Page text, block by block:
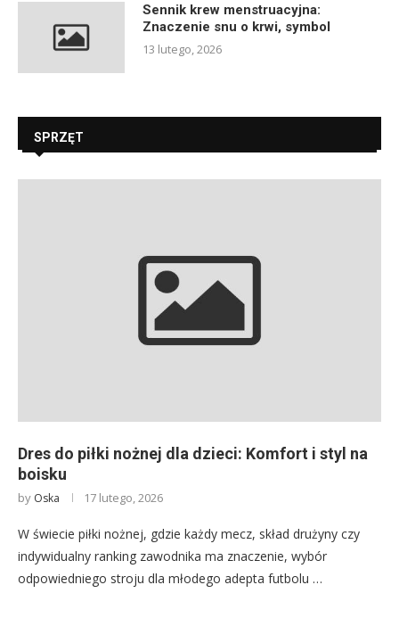
Sennik krew menstruacyjna:
Znaczenie snu o krwi, symbol
13 lutego, 2026
SPRZĘT
Dres do piłki nożnej dla dzieci: Komfort i styl na
boisku
by Oska 17 lutego, 2026
W świecie piłki nożnej, gdzie każdy mecz, skład drużyny czy
indywidualny ranking zawodnika ma znaczenie, wybór
odpowiedniego stroju dla młodego adepta futbolu …